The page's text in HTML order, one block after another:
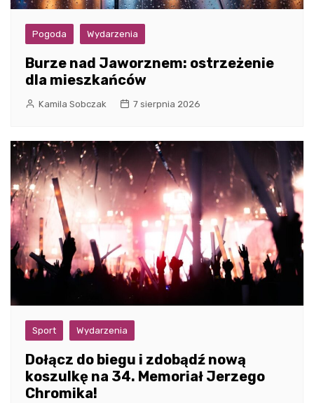
Pogoda Wydarzenia
Burze nad Jaworznem: ostrzeżenie
dla mieszkańców
Kamila Sobczak 7 sierpnia 2026
Sport Wydarzenia
Dołącz do biegu i zdobądź nową
koszulkę na 34. Memoriał Jerzego
Chromika!